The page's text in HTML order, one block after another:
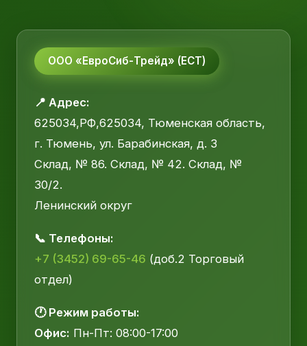
ООО «ЕвроСиб-Трейд» (ЕСТ)
📍 Адрес:
625034,РФ,625034, Тюменская область,
г. Тюмень, ул. Барабинская, д. 3
Склад, № 86. Склад, № 42. Склад, №
30/2.
Ленинский округ
📞 Телефоны:
+7 (3452) 69-65-46 (доб.2 Торговый
отдел)
🕐 Режим работы:
Офис: Пн-Пт: 08:00-17:00